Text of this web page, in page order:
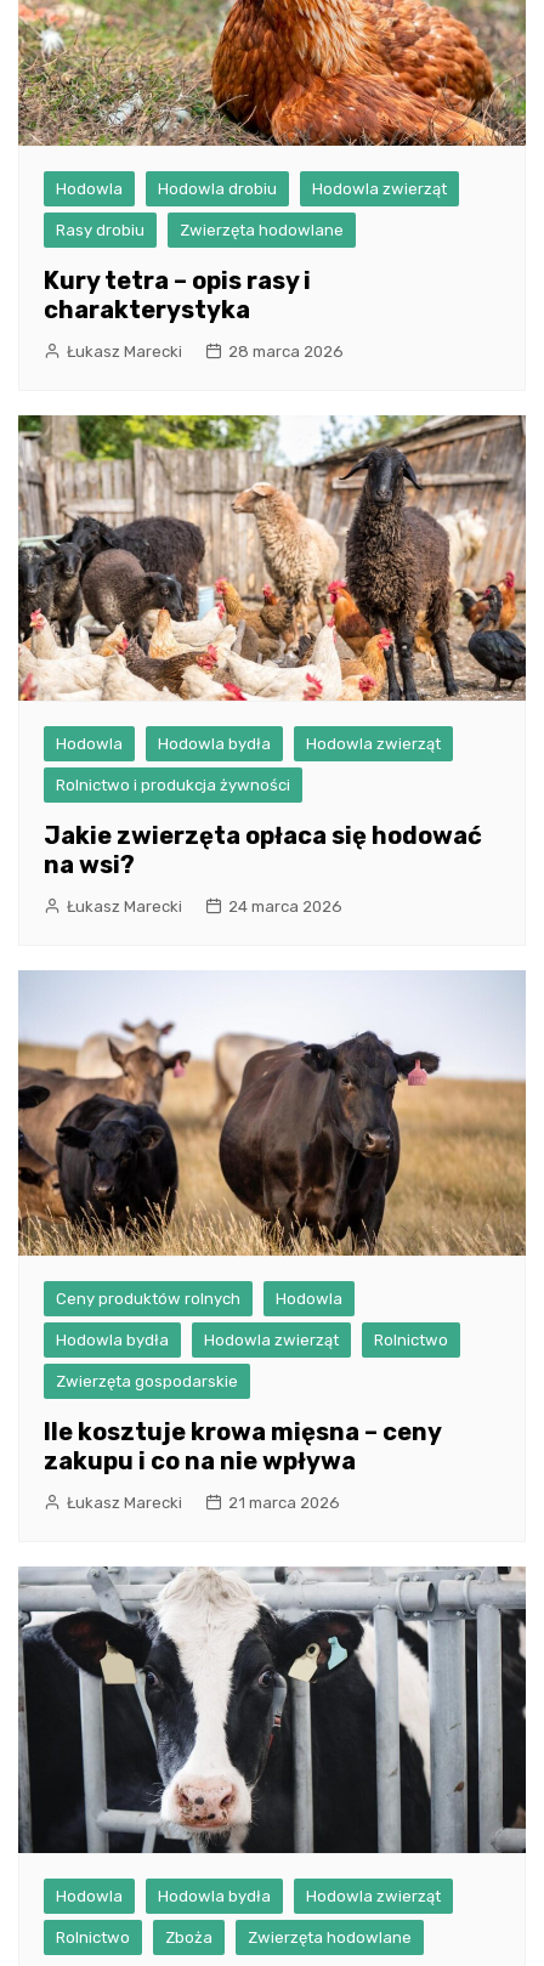
Hodowla Hodowla drobiu Hodowla zwierząt
Rasy drobiu Zwierzęta hodowlane
Kury tetra – opis rasy i
charakterystyka
Łukasz Marecki 28 marca 2026
Hodowla Hodowla bydła Hodowla zwierząt
Rolnictwo i produkcja żywności
Jakie zwierzęta opłaca się hodować
na wsi?
Łukasz Marecki 24 marca 2026
Ceny produktów rolnych Hodowla
Hodowla bydła Hodowla zwierząt Rolnictwo
Zwierzęta gospodarskie
Ile kosztuje krowa mięsna – ceny
zakupu i co na nie wpływa
Łukasz Marecki 21 marca 2026
Hodowla Hodowla bydła Hodowla zwierząt
Rolnictwo Zboża Zwierzęta hodowlane